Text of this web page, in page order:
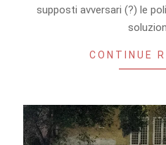
supposti avversari (?) le
CONTINUE